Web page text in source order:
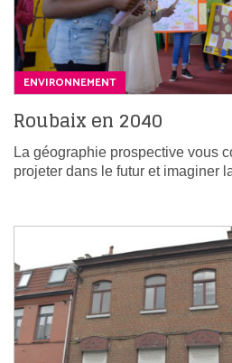
ENVIRONNEMENT
Roubaix en 2040
La géographie prospective vous
projeter dans le futur et imaginer